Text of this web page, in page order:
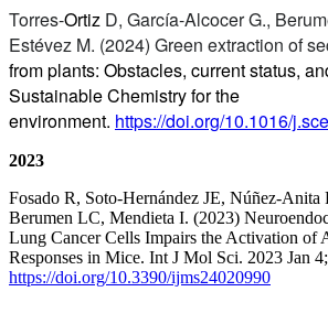
Torres-Ortiz D, García-Alcocer G.,
Estévez M. (2024) Green extraction of
from plants: Obstacles, current status,
Sustainable Chemistry for the
environment. https://doi.org/10.1016/
2023
Fosado R, Soto-Hernández JE, Núñez-Anita
Berumen LC, Mendieta I. (2023)
Lung Cancer Cells Impairs the Activation of
Responses in Mice. Int J Mol Sci. 2023 Jan
https://doi.org/10.3390/ijms24020990